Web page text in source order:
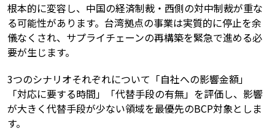
根本的に変容し、中国の経済制裁・西側の対中制裁が重な
る可能性があります。台湾拠点の事業は実質的に停止を余
儀なくされ、サプライチェーンの再構築を緊急で進める必
要が生じます。
3つのシナリオそれぞれについて「自社への影響金額」
「対応に要する時間」「代替手段の有無」を評価し、影響
が大きく代替手段が少ない領域を最優先のBCP対象としま
す。